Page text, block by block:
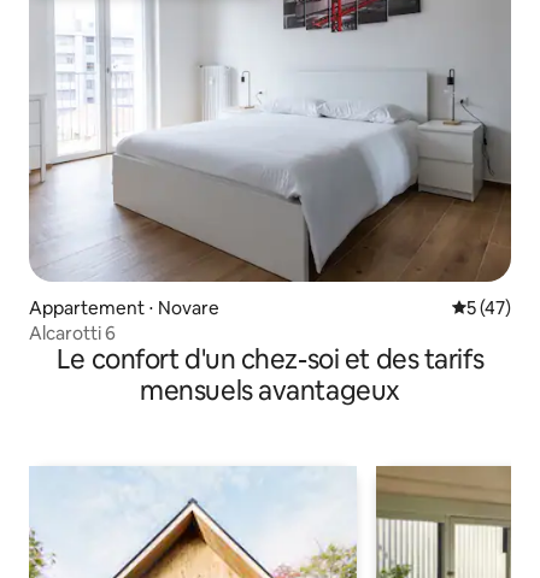
Appartement ⋅ Novare
5 (47)
Alcarotti 6
Le confort d'un chez-soi et des tarifs
mensuels avantageux